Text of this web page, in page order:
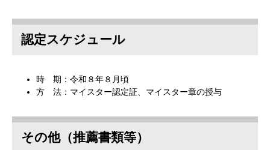
認定スケジュール
時 期：令和８年８月頃
方 法：マイスター認定証、マイスター章の授与
その他（推薦書類等）